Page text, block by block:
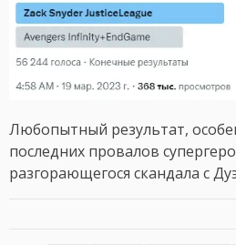
Любопытный результат,
последних провалов
разгорающегося скандала с